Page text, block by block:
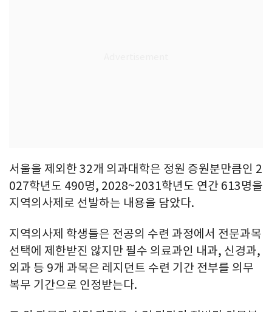
서울을 제외한 32개 의과대학은 정원 증원분만큼인 2
027학년도 490명, 2028~2031학년도 연간 613명을
지역의사제로 선발하는 내용을 담았다.
지역의사제 학생들은 전공의 수련 과정에서 전문과목
선택에 제한받진 않지만 필수 의료과인 내과, 신경과,
외과 등 9개 과목은 레지던트 수련 기간 전부를 의무
복무 기간으로 인정받는다.